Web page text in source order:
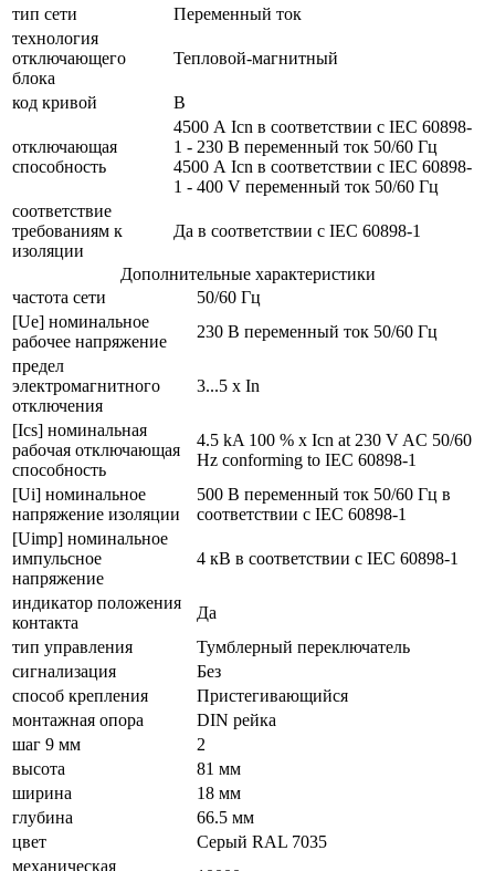
тип сети
Переменный ток
технология
отключающего
блока
Тепловой-магнитный
код кривой B
отключающая
способность
4500 А Icn в соответствии с IEC 60898-
1 - 230 В переменный ток 50/60 Гц
4500 А Icn в соответствии с IEC 60898-
1 - 400 V переменный ток 50/60 Гц
соответствие
требованиям к
изоляции
Да в соответствии с IEC 60898-1
Дополнительные характеристики
частота сети
50/60 Гц
[Ue] номинальное
рабочее напряжение
230 В переменный ток 50/60 Гц
предел
электромагнитного
отключения
3...5 x In
[Ics] номинальная
рабочая отключающая
способность
4.5 kA 100 % x Icn at 230 V AC 50/60
Hz conforming to IEC 60898-1
[Ui] номинальное
напряжение изоляции
500 В переменный ток 50/60 Гц в
соответствии с IEC 60898-1
[Uimp] номинальное
импульсное
напряжение
4 кВ в соответствии с IEC 60898-1
индикатор положения
контакта
Да
тип управления
Тумблерный переключатель
сигнализация
Без
способ крепления
Пристегивающийся
монтажная опора
DIN рейка
шаг 9 мм
2
высота
81 мм
ширина
18 мм
глубина
66.5 мм
цвет
Серый RAL 7035
механическая